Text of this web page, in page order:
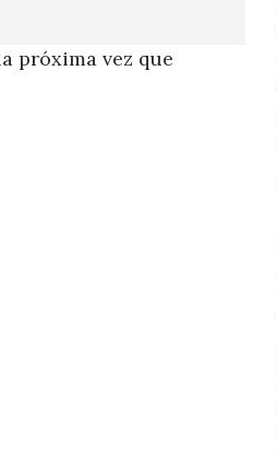
próxima vez que